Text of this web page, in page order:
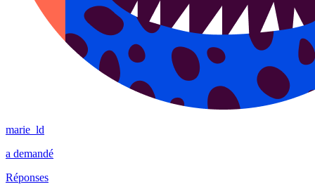
marie_ld
a demandé
Réponses